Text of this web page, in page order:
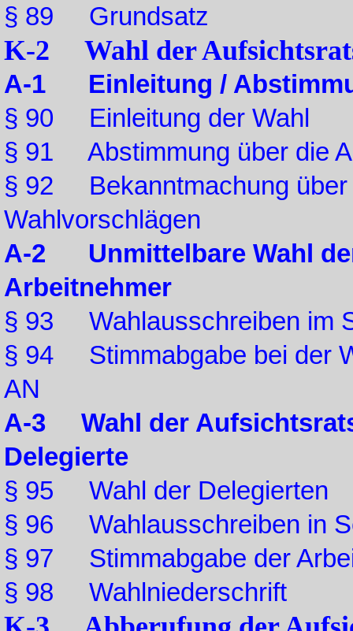
§ 89 Grundsatz
K-2 Wahl der
A-1 Einleitung /
§ 90 Einleitung der Wahl
§ 91 Abstimmung über die
§ 92 Bekanntmachung über
Wahlvorschlägen
A-2 Unmittelbare Wahl
Arbeitnehmer
§ 93 Wahlausschreiben im
§ 94 Stimmabgabe bei der
AN
A-3 Wahl der
Delegierte
§ 95 Wahl der Delegierten
§ 96 Wahlausschreiben in
§ 97 Stimmabgabe der
§ 98 Wahlniederschrift